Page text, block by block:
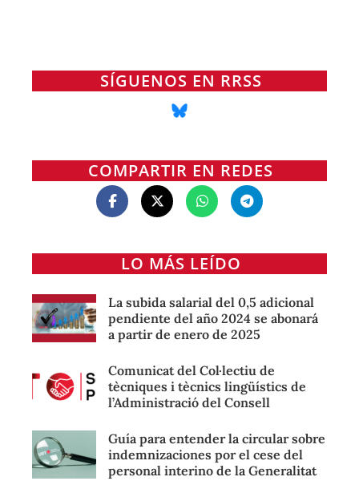
SÍGUENOS EN RRSS
COMPARTIR EN REDES
LO MÁS LEÍDO
La subida salarial del 0,5 adicional
pendiente del año 2024 se abonará
a partir de enero de 2025
Comunicat del Col·lectiu de
tècniques i tècnics lingüístics de
l’Administració del Consell
Guía para entender la circular sobre
indemnizaciones por el cese del
personal interino de la Generalitat